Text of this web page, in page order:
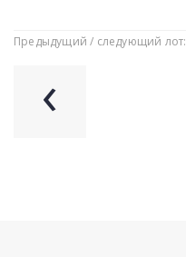
Предыдущий / следующий лот:
‹